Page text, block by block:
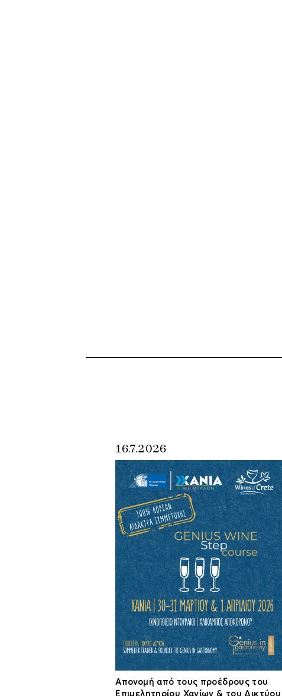
16.7.2026
Απονομή από τους προέδρους του
Επιμελητηρίου Χανίων & του Δικτύου